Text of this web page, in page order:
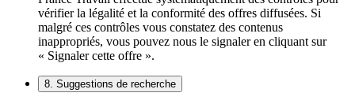
vérifier la légalité et la conformité des offres diffusées. Si
malgré ces contrôles vous constatez des contenus
inappropriés, vous pouvez nous le signaler en cliquant sur
« Signaler cette offre ».
8. Suggestions de recherche